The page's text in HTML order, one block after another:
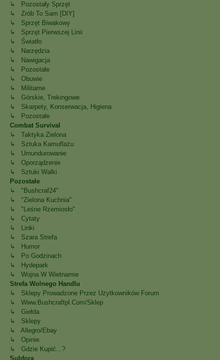
↳ Pozostały Sprzęt
↳ Zrób To Sam [DIY]
↳ Sprzęt Biwakowy
↳ Sprzęt Pierwszej Linii
↳ Światło
↳ Narzędzia
↳ Nawigacja
↳ Pozostałe
↳ Obuwie
↳ Militarne
↳ Górskie, Trekingowe
↳ Skarpety, Konserwacja, Higiena
↳ Pozostałe
Combat Survival
↳ Taktyka Zielona
↳ Sztuka Kamuflażu
↳ Umundurowanie
↳ Oporządzenie
↳ Sztuki Walki
Pozostałe
↳ "Bushcraf24"
↳ "Zielona Kuchnia"
↳ "Leśne Rzemiosło"
↳ Cytaty
↳ Linki
↳ Szara Strefa
↳ Humor
↳ Po Godzinach
↳ Hydepark
↳ Wojna W Wietnamie
Strefa Wolnego Handlu
↳ Sklepy Prowadzone Przez Użytkowników Forum
↳ Www.bushcraftpl.com/sklep
↳ Giełda
↳ Sklepy
↳ Allegro/Ebay
↳ Opinie
↳ Gdzie Kupić...?
Subfora